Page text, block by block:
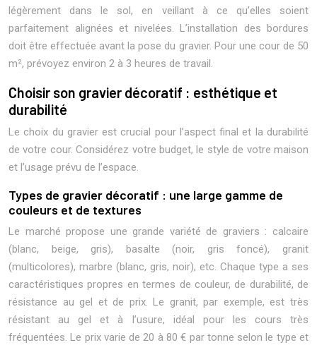
légèrement dans le sol, en veillant à ce qu’elles soient
parfaitement alignées et nivelées. L’installation des bordures
doit être effectuée avant la pose du gravier. Pour une cour de 50
m², prévoyez environ 2 à 3 heures de travail.
Choisir son gravier décoratif : esthétique et
durabilité
Le choix du gravier est crucial pour l’aspect final et la durabilité
de votre cour. Considérez votre budget, le style de votre maison
et l’usage prévu de l’espace.
Types de gravier décoratif : une large gamme de
couleurs et de textures
Le marché propose une grande variété de graviers : calcaire
(blanc, beige, gris), basalte (noir, gris foncé), granit
(multicolores), marbre (blanc, gris, noir), etc. Chaque type a ses
caractéristiques propres en termes de couleur, de durabilité, de
résistance au gel et de prix. Le granit, par exemple, est très
résistant au gel et à l’usure, idéal pour les cours très
fréquentées. Le prix varie de 20 à 80 € par tonne selon le type et